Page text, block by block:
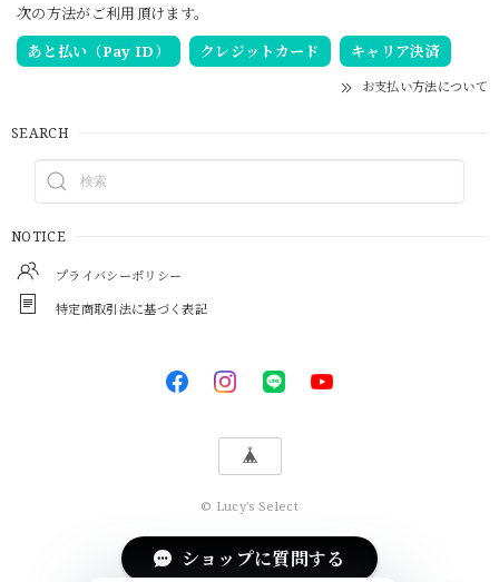
次の方法がご利用頂けます。
あと払い（Pay ID）
クレジットカード キャリア決済
お支払い方法について
SEARCH
NOTICE
プライバシーポリシー
特定商取引法に基づく表記
© Lucy's Select
ショップに質問する